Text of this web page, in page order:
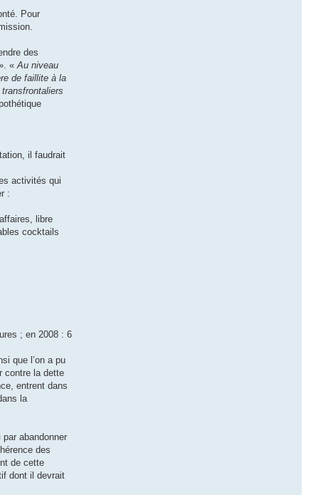
Pour
des
«Au niveau
de faillite à la
il faudrait
activités qui
:
libre
cocktails
; en 2008 : 6
que l’on a pu
contre la dette
entrent dans
la
abandonner
des
de cette
dont il devrait